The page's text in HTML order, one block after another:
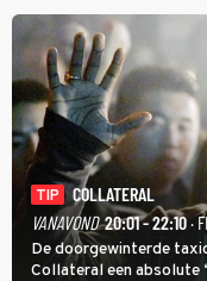
TIP
COLLATERAL
VANAVOND 20:01 - 22:10·
De doorgewinterde
Collateral een absolute